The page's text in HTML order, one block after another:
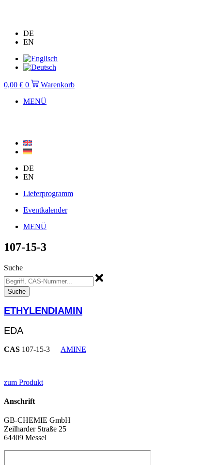
DE
EN
0,00 € 0
Warenkorb
MENÜ
DE
EN
Lieferprogramm
Eventkalender
MENÜ
107-15-3
Suche
Suche
ETHYLENDIAMIN
EDA
CAS 107-15-3 AMINE
zum Produkt
Anschrift
GB-CHEMIE GmbH
Zeilharder Straße 25
64409 Messel